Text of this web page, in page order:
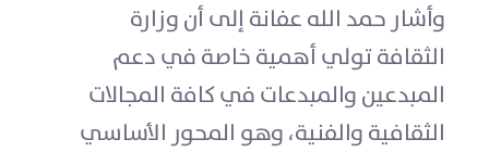
وأشار حمد الله عفانة إلى أن وزارة
الثقافة تولي أهمية خاصة في دعم
المبدعين والمبدعات في كافة المجالات
الثقافية والفنية، وهو المحور الأساسي